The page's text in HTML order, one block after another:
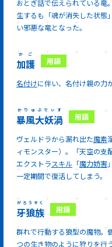
おとぎ話で伝えられている竜
生するも「魂が消失した状態
い邪悪な竜となった。
加護
かご
名付けに伴い、名付け親の力
暴風大妖渦
かりゅぶでぃす
ヴェルドラから漏れ出た魔素
ィモンスター）。「天空の支
エクストラスキル 「魔力妨害
一定期間で復活してしまう。
牙狼族
がろうぞく
群れで行動する狼型の魔物。
つの生き物のように狩りを行